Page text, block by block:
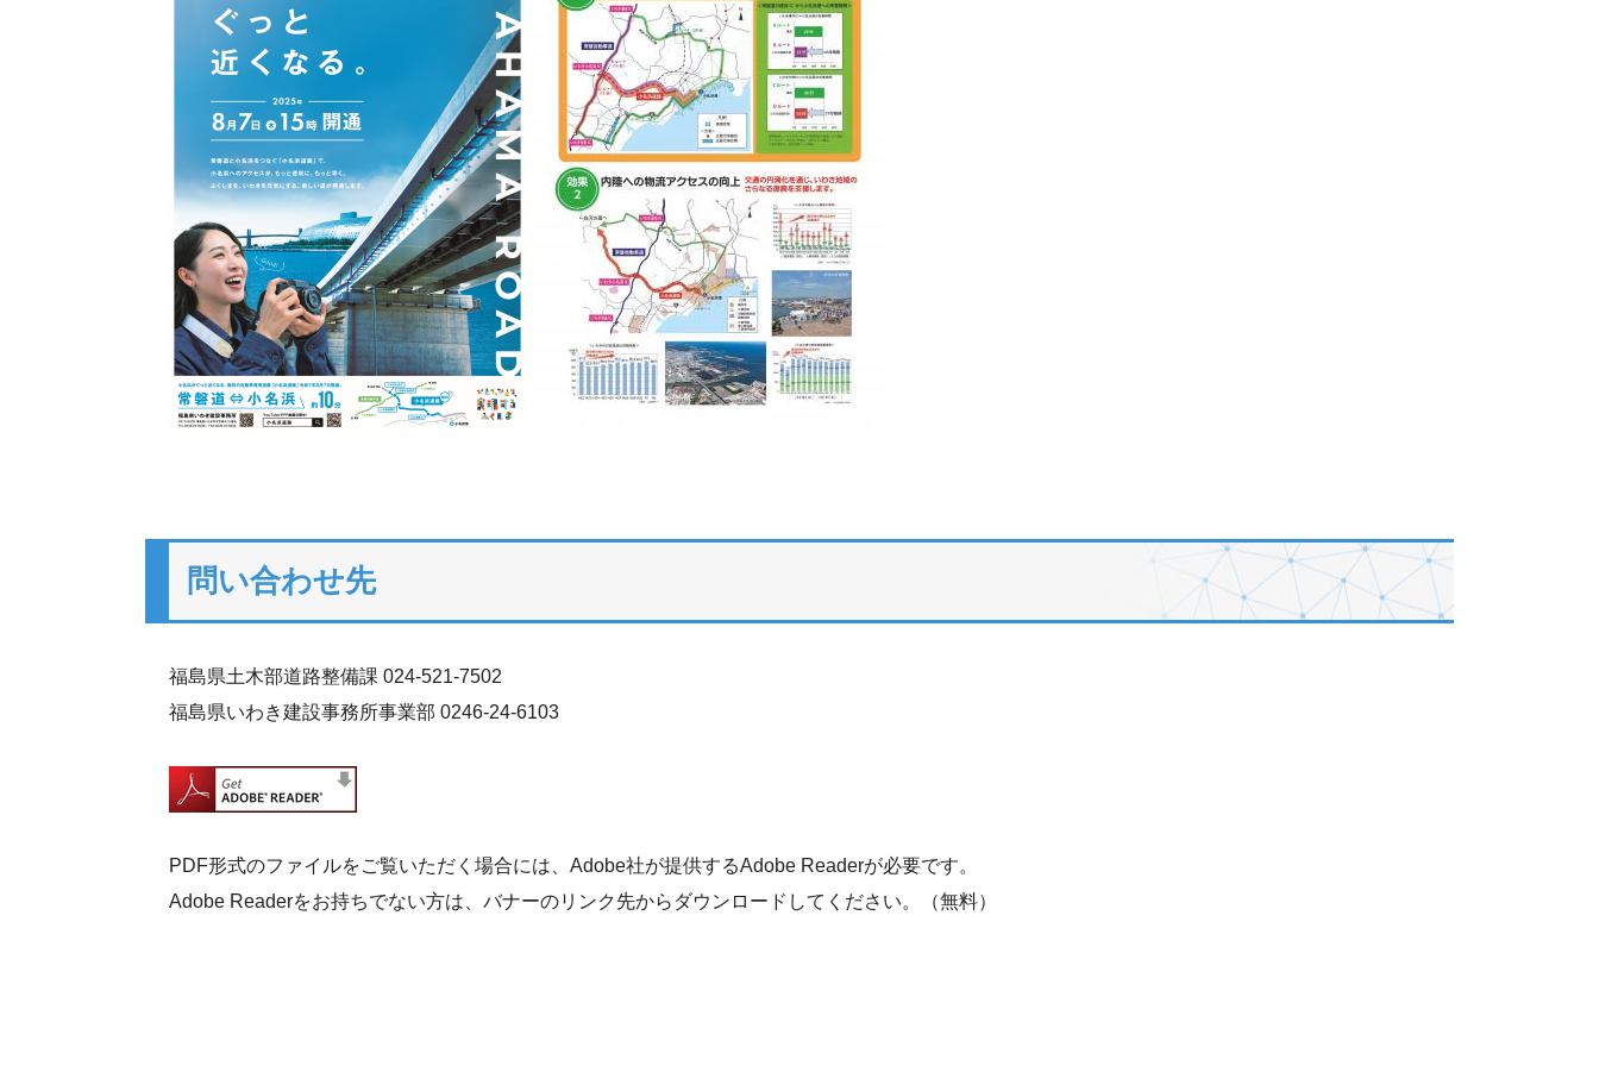
問い合わせ先
福島県土木部道路整備課 024-521-7502
福島県いわき建設事務所事業部 0246-24-6103
PDF形式のファイルをご覧いただく場合には、Adobe社が提供するAdobe Readerが必要です。
Adobe Readerをお持ちでない方は、バナーのリンク先からダウンロードしてください。（無料）